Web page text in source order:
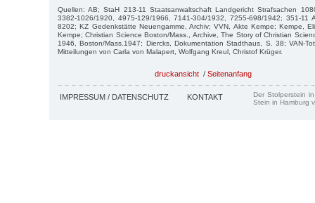
Quellen: AB; StaH 213-11 Staatsanwaltschaft Landgericht Strafsachen
3382-1026/1920, 4975-129/1966, 7141-304/1932, 7255-698/1942; 351-11
8202; KZ Gedenkstätte Neuengamme, Archiv; VVN, Akte Kempe; Kempe,
Kempe; Christian Science Boston/Mass., Archive, The Story of Christian
1946, Boston/Mass.1947; Diercks, Dokumentation Stadthaus, S. 38; VAN-
Mitteilungen von Carla von Malapert, Wolfgang Kreul, Christof Krüger.
druckansicht / Seitenanfang
IMPRESSUM / DATENSCHUTZ KONTAKT
Der Stolperstein
Stein in Hamburg